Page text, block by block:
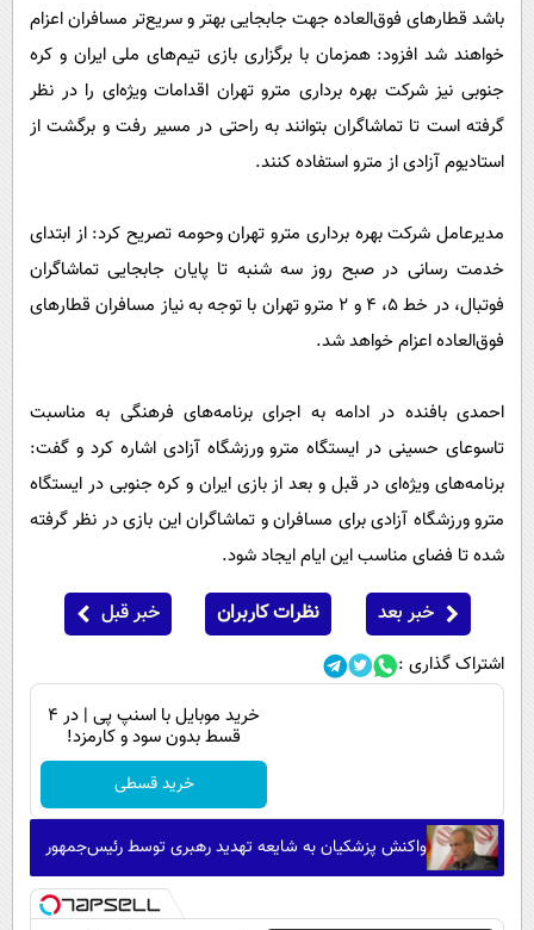
گوناگون
حوادث
محیط زیست
بین الملل
اجتماعی
آشپزی
دانلود
باشد قطارهای فوق‌العاده جهت جابجایی بهتر و سریع‌تر مسافران اعزام
خواهند شد افزود: همزمان با برگزاری بازی تیم‌های ملی ایران و کره
جنوبی نیز شرکت بهره برداری مترو تهران اقدامات ویژه‌ای را در نظر
گرفته است تا تماشاگران بتوانند به راحتی در مسیر رفت و برگشت از
استادیوم آزادی از مترو استفاده کنند.
مدیرعامل شرکت بهره برداری مترو تهران وحومه تصریح کرد: از ابتدای
خدمت رسانی در صبح روز سه شنبه تا پایان جابجایی تماشاگران
فوتبال، در خط ۵، ۴ و ۲ مترو تهران با توجه به نیاز مسافران قطارهای
فوق‌العاده اعزام خواهد شد.
احمدی بافنده در ادامه به اجرای برنامه‌های فرهنگی به مناسبت
تاسوعای حسینی در ایستگاه مترو ورزشگاه آزادی اشاره کرد و گفت:
برنامه‌های ویژه‌ای در قبل و بعد از بازی ایران و کره جنوبی در ایستگاه
مترو ورزشگاه آزادی برای مسافران و تماشاگران این بازی در نظر گرفته
شده تا فضای مناسب این ایام ایجاد شود.
خبر بعد نظرات کاربران خبر قبل
اشتراک گذاری :
خرید موبایل با اسنپ پی | در ۴
قسط بدون سود و کارمزد!
خرید قسطی
واکنش پزشکیان به شایعه تهدید رهبری توسط رئیس‌جمهور